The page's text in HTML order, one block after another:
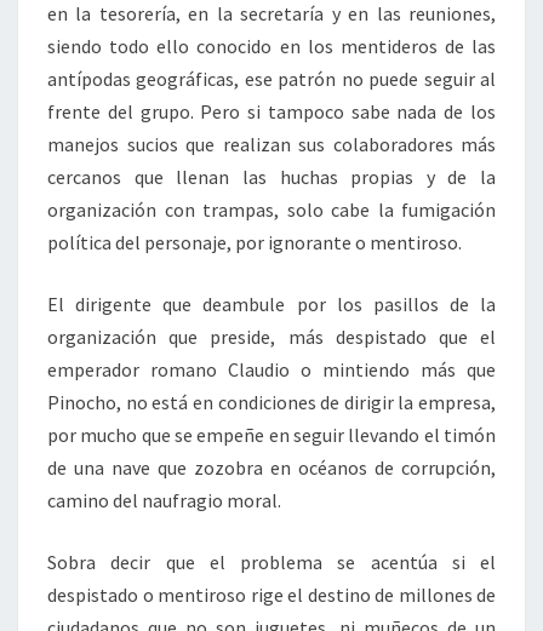
en la tesorería, en la secretaría y en las reuniones,
siendo todo ello conocido en los mentideros de las
antípodas geográficas, ese patrón no puede seguir al
frente del grupo. Pero si tampoco sabe nada de los
manejos sucios que realizan sus colaboradores más
cercanos que llenan las huchas propias y de la
organización con trampas, solo cabe la fumigación
política del personaje, por ignorante o mentiroso.
El dirigente que deambule por los pasillos de la
organización que preside, más despistado que el
emperador romano Claudio o mintiendo más que
Pinocho, no está en condiciones de dirigir la empresa,
por mucho que se empeñe en seguir llevando el timón
de una nave que zozobra en océanos de corrupción,
camino del naufragio moral.
Sobra decir que el problema se acentúa si el
despistado o mentiroso rige el destino de millones de